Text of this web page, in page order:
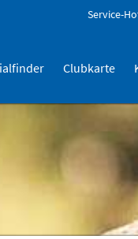
Service-
Clubkarte